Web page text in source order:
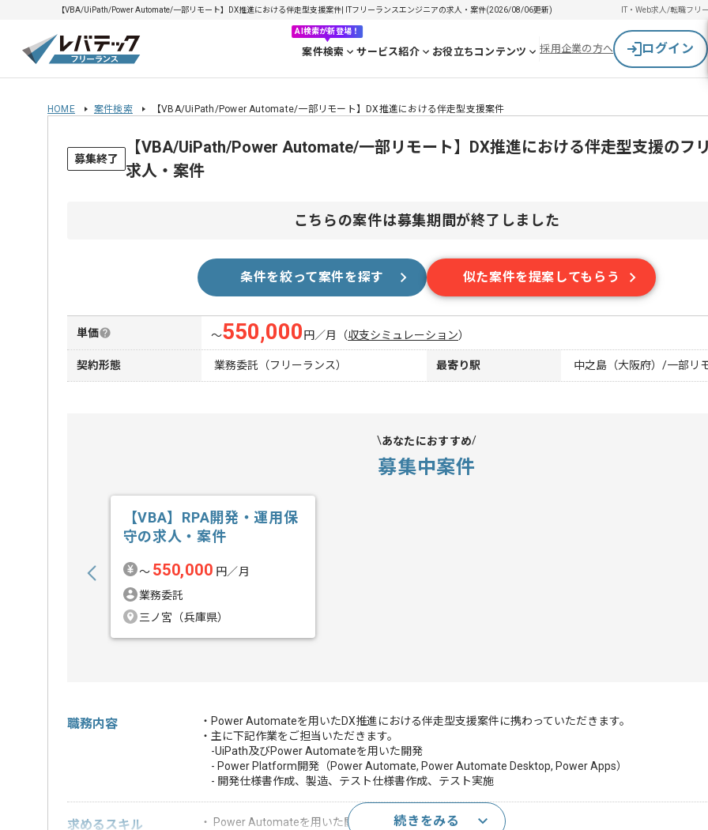
【VBA/UiPath/Power Automate/一部リモート】DX推進における伴走型支援案件| ITフリーランスエンジニアの求人・案件(2026/08/06更新) IT・Web求人/転職フリ
AI検索が新登場！
案件検索 サービス紹介 お役立ちコンテンツ 採用企業の方へ ログイン
HOME 案件検索 【VBA/UiPath/Power Automate/一部リモート】DX推進における伴走型支援案件
募集終了
【VBA/UiPath/Power Automate/一部リモート】DX推進における伴走型支援のフ
求人・案件
こちらの案件は募集期間が終了しました
条件を絞って案件を探す 似た案件を提案してもらう
単価 〜550,000 円／月 （収支シミュレーション）
契約形態 業務委託（フリーランス） 最寄り駅 中之島（大阪府）/一部リ
あなたにおすすめ
募集中案件
【VBA】RPA開発・運用保
守の求人・案件
〜 550,000 円／月
業務委託
三ノ宮（兵庫県）
職務内容
・Power Automateを用いたDX推進における伴走型支援案件に携わっていただきます。
・主に下記作業をご担当いただきます。
-UiPath及びPower Automateを用いた開発
- Power Platform開発（Power Automate, Power Automate Desktop, Power Apps）
- 開発仕様書作成、製造、テスト仕様書作成、テスト実施
求めるスキル
・ Power Automateを用いた開発経験
続きをみる